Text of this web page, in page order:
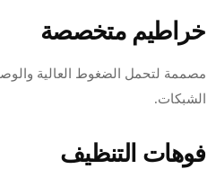
خراطيم متخصصة
مصممة لتحمل الضغوط العالية
الشبكات.
فوهات التنظيف